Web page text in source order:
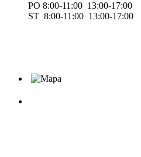
PO 8:00-11:00 13:00-17:00
ST 8:00-11:00 13:00-17:00